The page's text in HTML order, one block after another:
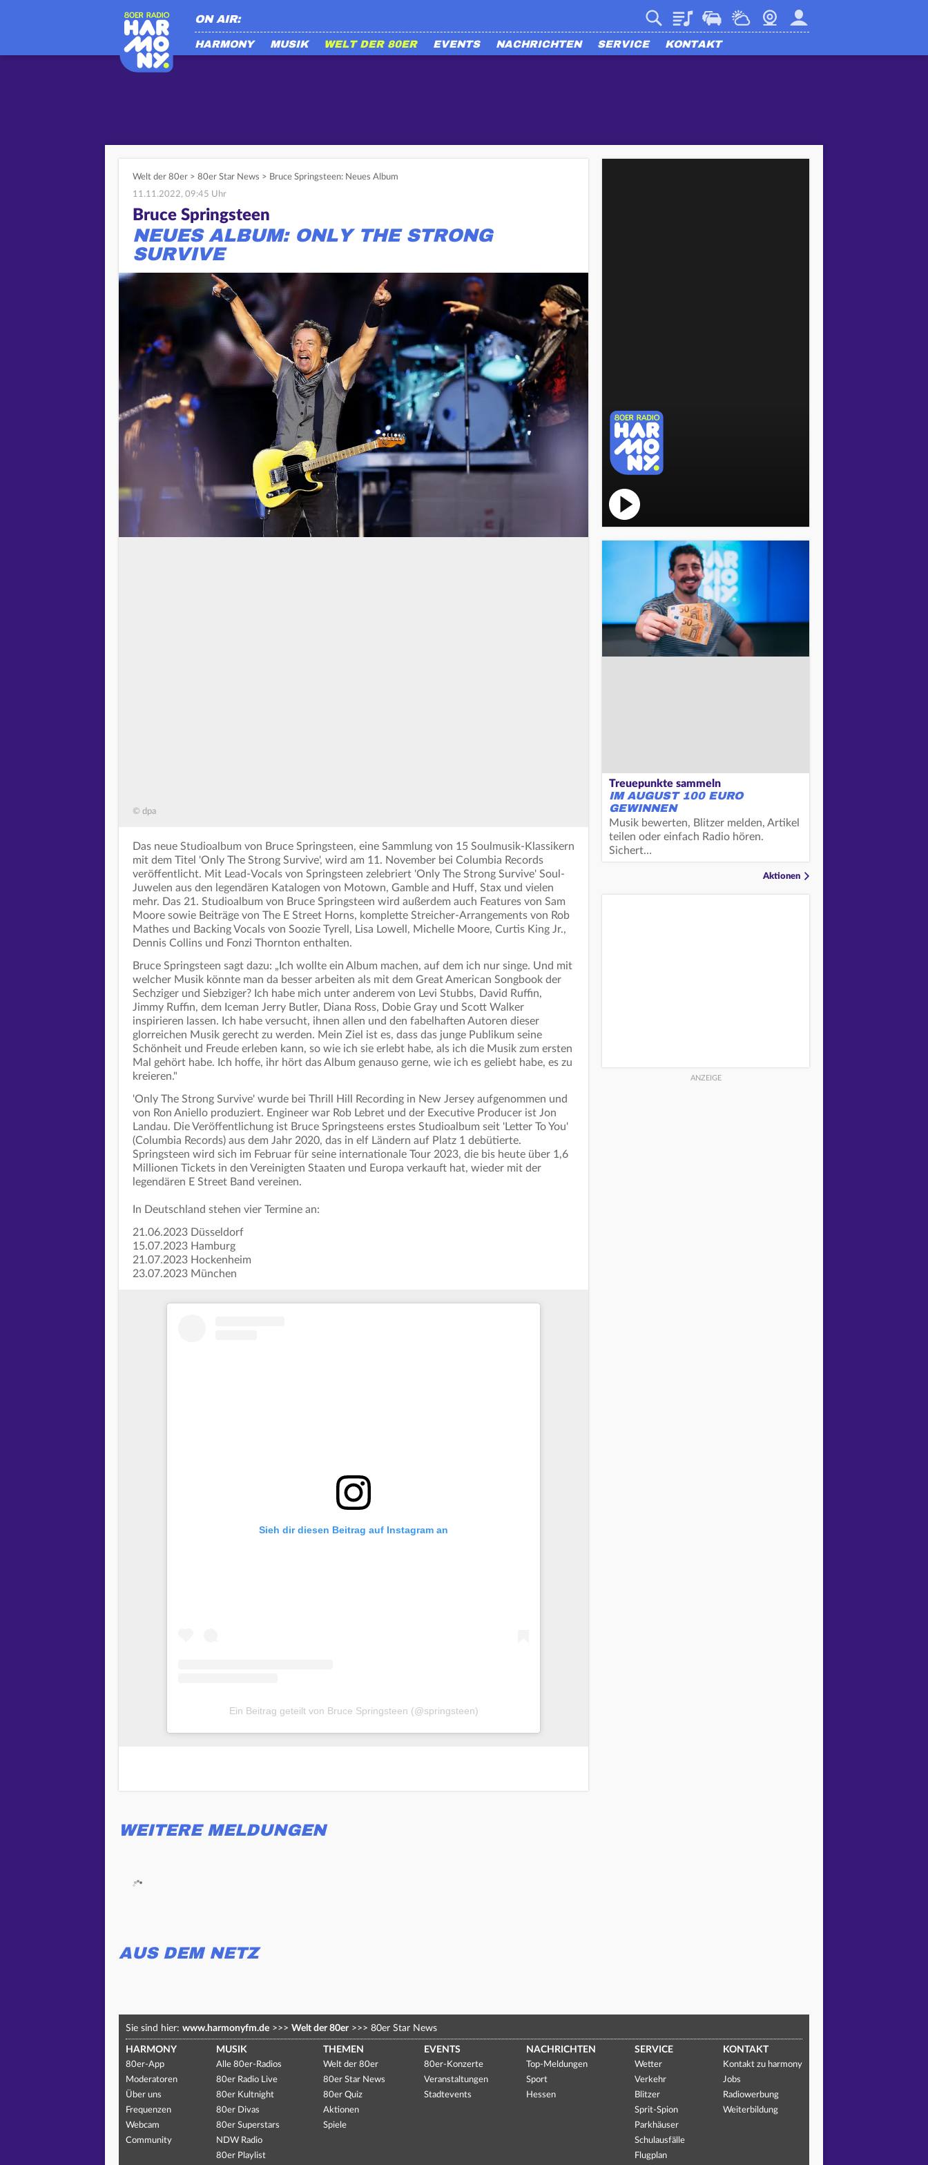
ON AIR: PlaylistVerkehrWetterWebcamMein harmony
HARMONY MUSIK WELT DER 80ER EVENTS NACHRICHTEN SERVICE KONTAKT
Welt der 80er > 80er Star News > Bruce Springsteen: Neues Album
11.11.2022, 09:45 Uhr
Bruce Springsteen
NEUES ALBUM: ONLY THE STRONG
SURVIVE
© dpa
Das neue Studioalbum von Bruce Springsteen, eine Sammlung von 15 Soulmusik-Klassikern
mit dem Titel 'Only The Strong Survive', wird am 11. November bei Columbia Records
veröffentlicht. Mit Lead-Vocals von Springsteen zelebriert 'Only The Strong Survive' Soul-
Juwelen aus den legendären Katalogen von Motown, Gamble and Huff, Stax und vielen
mehr. Das 21. Studioalbum von Bruce Springsteen wird außerdem auch Features von Sam
Moore sowie Beiträge von The E Street Horns, komplette Streicher-Arrangements von Rob
Mathes und Backing Vocals von Soozie Tyrell, Lisa Lowell, Michelle Moore, Curtis King Jr.,
Dennis Collins und Fonzi Thornton enthalten.
Bruce Springsteen sagt dazu: „Ich wollte ein Album machen, auf dem ich nur singe. Und mit
welcher Musik könnte man da besser arbeiten als mit dem Great American Songbook der
Sechziger und Siebziger? Ich habe mich unter anderem von Levi Stubbs, David Ruffin,
Jimmy Ruffin, dem Iceman Jerry Butler, Diana Ross, Dobie Gray und Scott Walker
inspirieren lassen. Ich habe versucht, ihnen allen und den fabelhaften Autoren dieser
glorreichen Musik gerecht zu werden. Mein Ziel ist es, dass das junge Publikum seine
Schönheit und Freude erleben kann, so wie ich sie erlebt habe, als ich die Musik zum ersten
Mal gehört habe. Ich hoffe, ihr hört das Album genauso gerne, wie ich es geliebt habe, es zu
kreieren."
'Only The Strong Survive' wurde bei Thrill Hill Recording in New Jersey aufgenommen und
von Ron Aniello produziert. Engineer war Rob Lebret und der Executive Producer ist Jon
Landau. Die Veröffentlichung ist Bruce Springsteens erstes Studioalbum seit 'Letter To You'
(Columbia Records) aus dem Jahr 2020, das in elf Ländern auf Platz 1 debütierte.
Springsteen wird sich im Februar für seine internationale Tour 2023, die bis heute über 1,6
Millionen Tickets in den Vereinigten Staaten und Europa verkauft hat, wieder mit der
legendären E Street Band vereinen.
In Deutschland stehen vier Termine an:
21.06.2023 Düsseldorf
15.07.2023 Hamburg
21.07.2023 Hockenheim
23.07.2023 München
Sieh dir diesen Beitrag auf Instagram an
Ein Beitrag geteilt von Bruce Springsteen (@springsteen)
Treuepunkte sammeln
IM AUGUST 100 EURO
GEWINNEN
Musik bewerten, Blitzer melden, Artikel
teilen oder einfach Radio hören.
Sichert…
Aktionen
WEITERE MELDUNGEN
AUS DEM NETZ
Sie sind hier: www.harmonyfm.de >>> Welt der 80er >>> 80er Star News
HARMONY
80er-App
Moderatoren
Über uns
Frequenzen
Webcam
Community
MUSIK
Alle 80er-Radios
80er Radio Live
80er Kultnight
80er Divas
80er Superstars
NDW Radio
80er Playlist
THEMEN
Welt der 80er
80er Star News
80er Quiz
Aktionen
Spiele
EVENTS
80er-Konzerte
Veranstaltungen
Stadtevents
NACHRICHTEN
Top-Meldungen
Sport
Hessen
SERVICE
Wetter
Verkehr
Blitzer
Sprit-Spion
Parkhäuser
Schulausfälle
Flugplan
KONTAKT
Kontakt zu harmony
Jobs
Radiowerbung
Weiterbildung